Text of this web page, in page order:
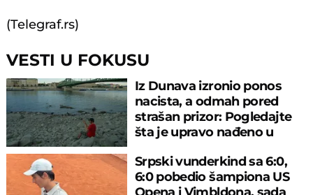
(Telegraf.rs)
VESTI U FOKUSU
Iz Dunava izronio ponos
nacista, a odmah pored
strašan prizor: Pogledajte
šta je upravo nađeno u
Srpski vunderkind sa 6:0,
6:0 pobedio šampiona US